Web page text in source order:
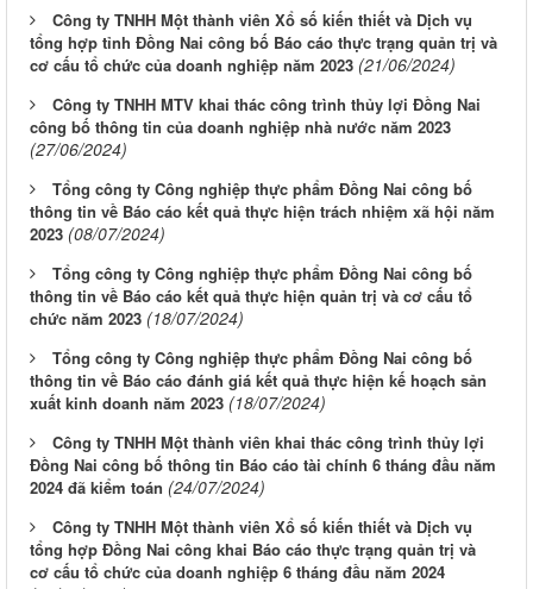
Công ty TNHH Một thành viên Xổ số kiến thiết và Dịch vụ
tổng hợp tỉnh Đồng Nai công bố Báo cáo thực trạng quản trị và
cơ cấu tổ chức của doanh nghiệp năm 2023 (21/06/2024)
Công ty TNHH MTV khai thác công trình thủy lợi Đồng Nai
công bố thông tin của doanh nghiệp nhà nước năm 2023
(27/06/2024)
Tổng công ty Công nghiệp thực phẩm Đồng Nai công bố
thông tin về Báo cáo kết quả thực hiện trách nhiệm xã hội năm
2023 (08/07/2024)
Tổng công ty Công nghiệp thực phẩm Đồng Nai công bố
thông tin về Báo cáo kết quả thực hiện quản trị và cơ cấu tổ
chức năm 2023 (18/07/2024)
Tổng công ty Công nghiệp thực phẩm Đồng Nai công bố
thông tin về Báo cáo đánh giá kết quả thực hiện kế hoạch sản
xuất kinh doanh năm 2023 (18/07/2024)
Công ty TNHH Một thành viên khai thác công trình thủy lợi
Đồng Nai công bố thông tin Báo cáo tài chính 6 tháng đầu năm
2024 đã kiểm toán (24/07/2024)
Công ty TNHH Một thành viên Xổ số kiến thiết và Dịch vụ
tổng hợp Đồng Nai công khai Báo cáo thực trạng quản trị và
cơ cấu tổ chức của doanh nghiệp 6 tháng đầu năm 2024